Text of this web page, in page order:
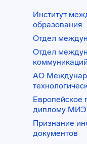
Институт
образования
Отдел
Отдел
коммуникаций
АО
Европейское
диплому
Признание
документов